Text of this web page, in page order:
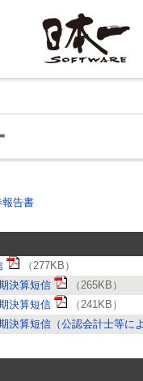
報告書
（277KB）
決算短信
（265KB）
決算短信
（241KB）
決算短信（公認会計士等に